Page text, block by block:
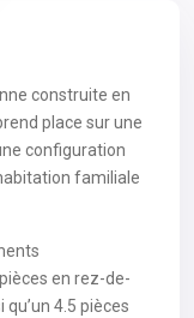
construite en
place sur une
configuration
familiale
en rez-de-
4.5 pièces